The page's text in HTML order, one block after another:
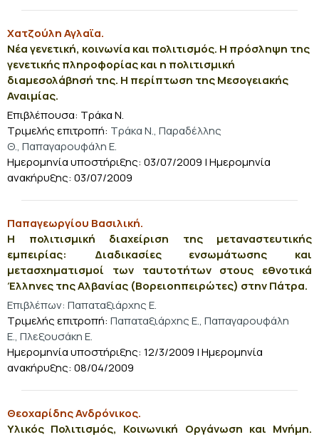
Χατζούλη Αγλαϊα.
Νέα γενετική, κοινωνία και πολιτισμός. Η πρόσληψη της
γενετικής πληροφορίας και η πολιτισμική
διαμεσολάβησή της. Η περίπτωση της Μεσογειακής
Αναιμίας.
Επιβλέπουσα: Τράκα Ν.
Τριμελής επιτροπή: Τράκα Ν., Παραδέλλης
Θ., Παπαγαρουφάλη Ε.
Ημερομηνία υποστήριξης: 03/07/2009 | Ημερομηνία
ανακήρυξης: 03/07/2009
Παπαγεωργίου Βασιλική.
Η πολιτισμική διαχείριση της μεταναστευτικής
εμπειρίας: Διαδικασίες ενσωμάτωσης και
μετασχηματισμοί των ταυτοτήτων στους εθνοτικά
Έλληνες της Αλβανίας (Βορειοηπειρώτες) στην Πάτρα.
Επιβλέπων: Παπαταξιάρχης Ε.
Τριμελής επιτροπή: Παπαταξιάρχης Ε., Παπαγαρουφάλη
Ε., Πλεξουσάκη Ε.
Ημερομηνία υποστήριξης: 12/3/2009 | Ημερομηνία
ανακήρυξης: 08/04/2009
Θεοχαρίδης Ανδρόνικος.
Υλικός Πολιτισμός, Κοινωνική Οργάνωση και Μνήμη.